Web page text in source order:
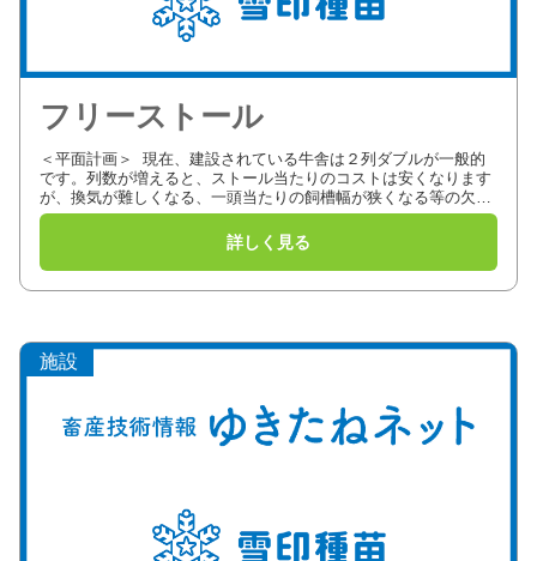
フリーストール
＜平面計画＞ 現在、建設されている牛舎は２列ダブルが一般的
です。列数が増えると、ストール当たりのコストは安くなります
が、換気が難しくなる、一頭当たりの飼槽幅が狭くなる等の欠点
があります。 ２列ストールはヘッドバイパスと分列ストールが
施設